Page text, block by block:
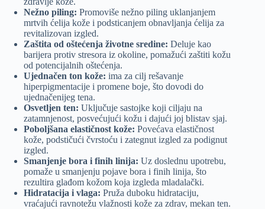
Nežno piling: Promoviše nežno piling uklanjanjem
mrtvih ćelija kože i podsticanjem obnavljanja ćelija za
revitalizovan izgled.
Zaštita od oštećenja životne sredine: Deluje kao
barijera protiv stresora iz okoline, pomažući zaštiti kožu
od potencijalnih oštećenja.
Ujednačen ton kože: ima za cilj rešavanje
hiperpigmentacije i promene boje, što dovodi do
ujednačenijeg tena.
Osvetljen ten: Uključuje sastojke koji ciljaju na
zatamnjenost, posvećujući kožu i dajući joj blistav sjaj.
Poboljšana elastičnost kože: Povećava elastičnost
kože, podstičući čvrstoću i zategnut izgled za podignut
izgled.
Smanjenje bora i finih linija: Uz doslednu upotrebu,
pomaže u smanjenju pojave bora i finih linija, što
rezultira glađom kožom koja izgleda mladalački.
Hidratacija i vlaga: Pruža duboku hidrataciju,
vraćajući ravnotežu vlažnosti kože za zdrav, mekan ten.